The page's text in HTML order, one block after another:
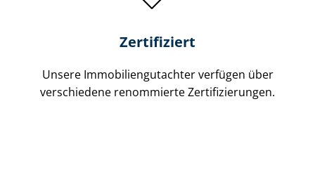
Zertifiziert
Unsere Immobilien­gutachter verfügen über
verschiedene renommierte Zer­ti­fi­zie­run­gen.